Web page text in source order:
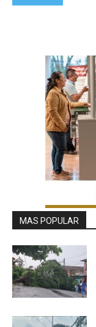
MAS POPULAR